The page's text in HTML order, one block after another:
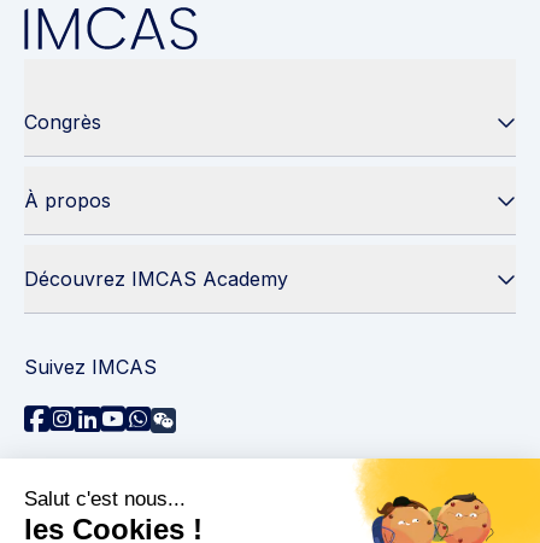
Congrès
À propos
Découvrez IMCAS Academy
Suivez IMCAS
Besoin d'aide ?